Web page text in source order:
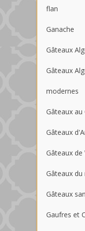
flan
Ganache
Gâteaux
Gâteaux
modernes
Gâteaux
Gâteaux
Gâteaux de
Gâteaux du
Gâteaux
Gaufres et